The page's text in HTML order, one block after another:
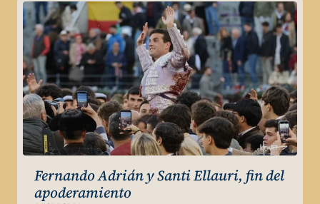
Fernando Adrián y Santi Ellauri, fin del
apoderamiento